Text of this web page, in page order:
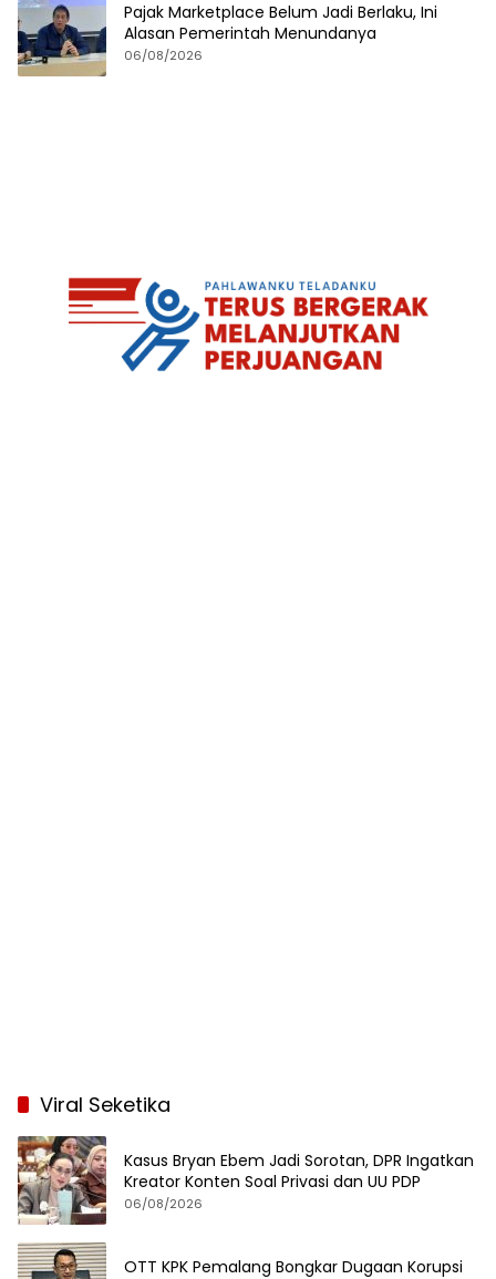
Pajak Marketplace Belum Jadi Berlaku, Ini
Alasan Pemerintah Menundanya
06/08/2026
Viral Seketika
Kasus Bryan Ebem Jadi Sorotan, DPR Ingatkan
Kreator Konten Soal Privasi dan UU PDP
06/08/2026
OTT KPK Pemalang Bongkar Dugaan Korupsi